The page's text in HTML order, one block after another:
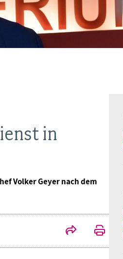
Sommerfest
in
Volker Geyer nach dem